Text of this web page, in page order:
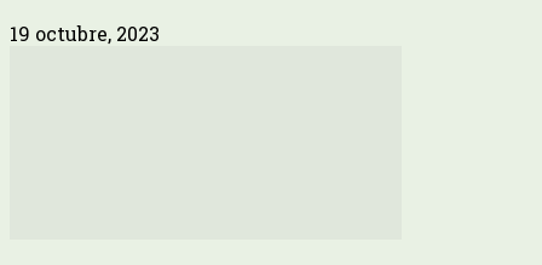
19 octubre, 2023